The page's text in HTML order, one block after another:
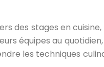
des stages en
équipes au
les techniques